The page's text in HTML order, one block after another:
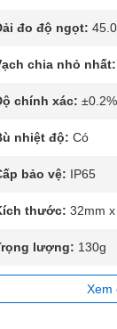
đo độ ngọt:
chia nhỏ nhất:
chính xác:
nhiệt độ: Có
bảo vệ: IP65
thước: 32mm
lượng: 130g
Xem